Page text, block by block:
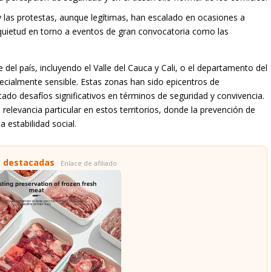
protestas, aunque legítimas, han escalado en ocasiones a
en torno a eventos de gran convocatoria como las
país, incluyendo el Valle del Cauca y Cali, o el departamento del
sensible. Estas zonas han sido epicentros de
desafíos significativos en términos de seguridad y convivencia.
particular en estos territorios, donde la prevención de
estabilidad social.
destacadas · Enlace de afiliado